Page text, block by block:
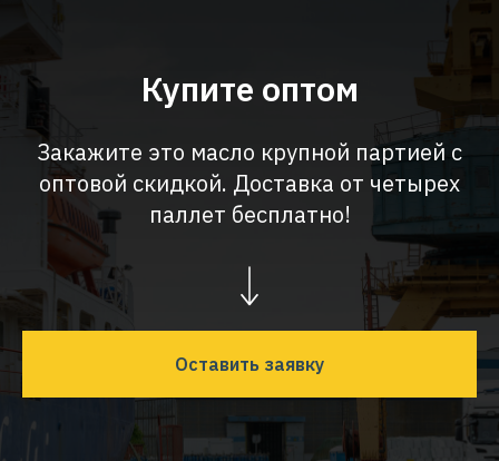
Купите оптом
Закажите это масло крупной партией с
оптовой скидкой. Доставка от четырех
паллет бесплатно!
Оставить заявку